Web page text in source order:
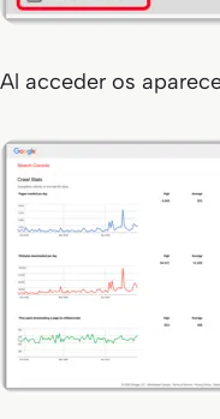
Al acceder os